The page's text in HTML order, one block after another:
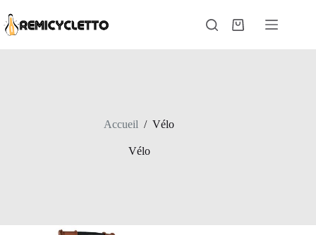
au
contenu
Panier
Accueil / Vélo
Vélo